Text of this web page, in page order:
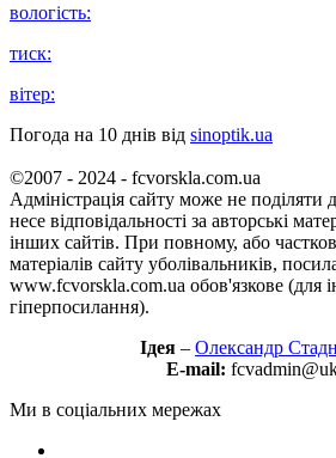
вологість:
тиск:
вітер:
Погода на 10 днів від sinoptik.ua
©2007 - 2024 - fcvorskla.com.ua
Адміністрація сайту може не поділяти
несе відповідальності за авторські
інших сайтів. При повному, або
матеріалів сайту уболівальників,
www.fcvorskla.com.ua обов'язкове (для
гіперпосилання).
Ідея – Олександр
E-mail:
Ми в соціальних мережах